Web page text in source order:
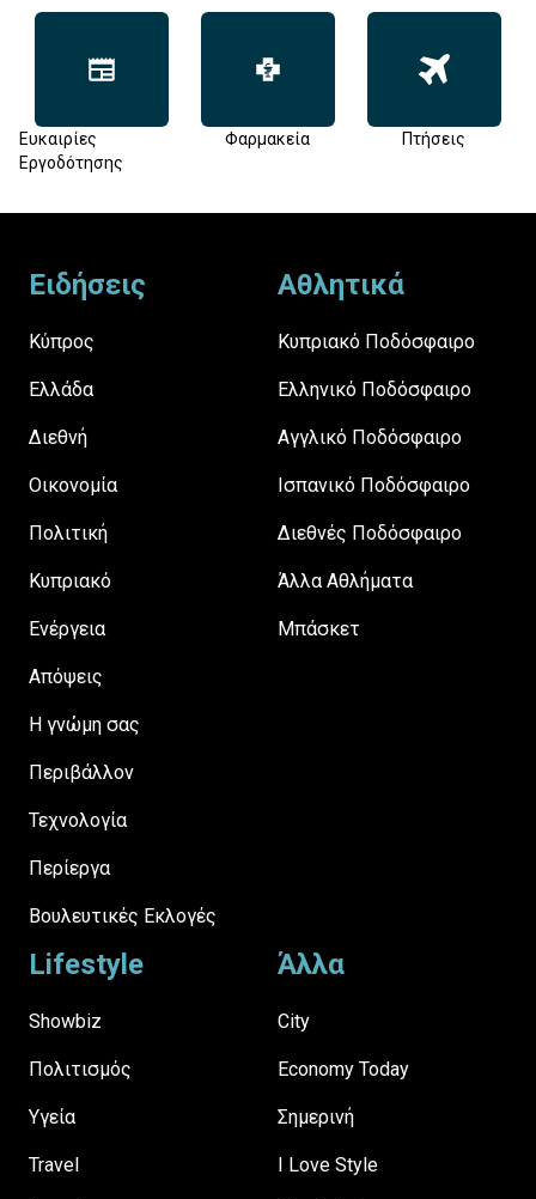
Ευκαιρίες
Εργοδότησης
Φαρμακεία Πτήσεις
Ειδήσεις
Κύπρος
Ελλάδα
Διεθνή
Οικονομία
Πολιτική
Κυπριακό
Ενέργεια
Απόψεις
H γνώμη σας
Περιβάλλον
Τεχνολογία
Περίεργα
Βουλευτικές Εκλογές
Αθλητικά
Κυπριακό Ποδόσφαιρο
Ελληνικό Ποδόσφαιρο
Αγγλικό Ποδόσφαιρο
Ισπανικό Ποδόσφαιρο
Διεθνές Ποδόσφαιρο
Άλλα Αθλήματα
Μπάσκετ
Lifestyle
Showbiz
Πολιτισμός
Υγεία
Travel
Άλλα
City
Economy Today
Σημερινή
I Love Style